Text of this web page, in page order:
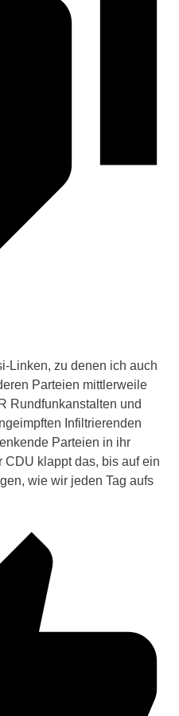
Linken, zu denen ich auch
Parteien mittlerweile
Rundfunkanstalten und
Infiltrierenden
Parteien in ihr
CDU klappt das, bis auf ein
wie wir jeden Tag aufs